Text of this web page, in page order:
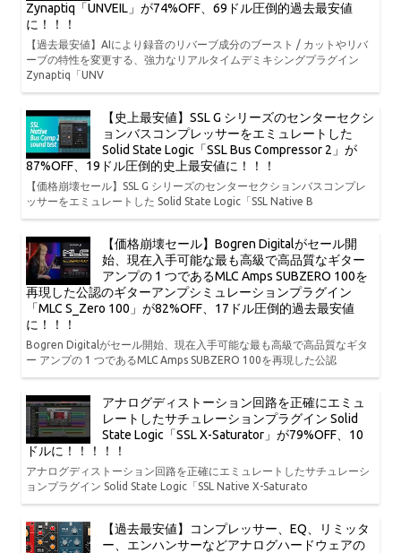
Zynaptiq「UNVEIL」が74%OFF、69ドル圧倒的過去最安値
に！！！
【過去最安値】AIにより録音のリバーブ成分のブースト / カットやリバ
ーブの特性を変更する、強力なリアルタイムデミキシングプラグイン
Zynaptiq「UNV
【史上最安値】SSL G シリーズのセンターセクシ
ョンバスコンプレッサーをエミュレートした
Solid State Logic「SSL Bus Compressor 2」が
87%OFF、19ドル圧倒的史上最安値に！！！
【価格崩壊セール】SSL G シリーズのセンターセクションバスコンプレ
ッサーをエミュレートした Solid State Logic「SSL Native B
【価格崩壊セール】Bogren Digitalがセール開
始、現在入手可能な最も高級で高品質なギター
アンプの 1 つであるMLC Amps SUBZERO 100を
再現した公認のギターアンプシミュレーションプラグイン
「MLC S_Zero 100」が82%OFF、17ドル圧倒的過去最安値
に！！！
Bogren Digitalがセール開始、現在入手可能な最も高級で高品質なギタ
ー アンプの 1 つであるMLC Amps SUBZERO 100を再現した公認
アナログディストーション回路を正確にエミュ
レートしたサチュレーションプラグイン Solid
State Logic「SSL X-Saturator」が79%OFF、10
ドルに！！！！！
アナログディストーション回路を正確にエミュレートしたサチュレーシ
ョンプラグイン Solid State Logic「SSL Native X-Saturato
【過去最安値】コンプレッサー、EQ、リミッタ
ー、エンハンサーなどアナログハードウェアの